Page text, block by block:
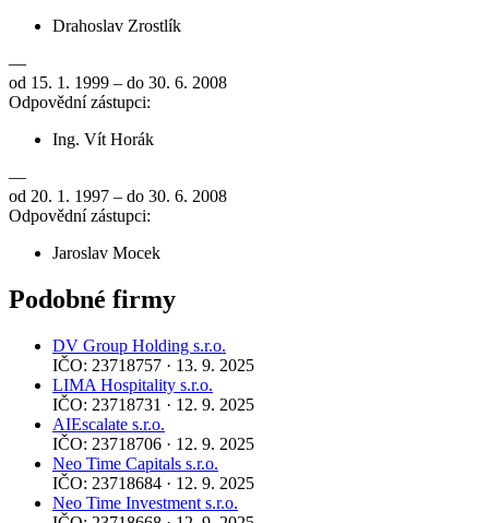
Drahoslav Zrostlík
—
od 15. 1. 1999 – do 30. 6. 2008
Odpovědní zástupci:
Ing. Vít Horák
—
od 20. 1. 1997 – do 30. 6. 2008
Odpovědní zástupci:
Jaroslav Mocek
Podobné firmy
DV Group Holding s.r.o.
IČO: 23718757 · 13. 9. 2025
LIMA Hospitality s.r.o.
IČO: 23718731 · 12. 9. 2025
AIEscalate s.r.o.
IČO: 23718706 · 12. 9. 2025
Neo Time Capitals s.r.o.
IČO: 23718684 · 12. 9. 2025
Neo Time Investment s.r.o.